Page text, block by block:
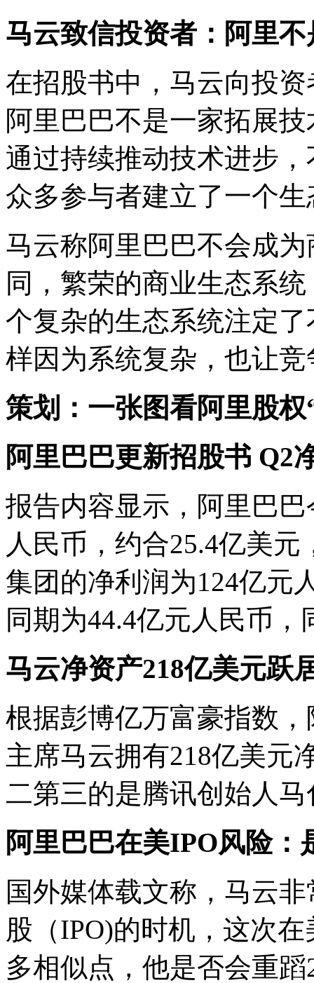
马云致信投资者：阿里
在招股书中，马云向投
阿里巴巴不是一家拓展
通过持续推动技术进步
众多参与者建立了一个
马云称阿里巴巴不会成
同，繁荣的商业生态系
个复杂的生态系统注定
样因为系统复杂，也让
策划：一张图看阿里股权
阿里巴巴更新招股书 Q2
报告内容显示，阿里巴
人民币，约合25.4亿美
集团的净利润为124亿元
同期为44.4亿元人民币，
马云净资产218亿美元跃
根据彭博亿万富豪指数
主席马云拥有218亿美元
二第三的是腾讯创始人
阿里巴巴在美IPO风险：
国外媒体载文称，马云
股（IPO)的时机，这次
多相似点，他是否会重